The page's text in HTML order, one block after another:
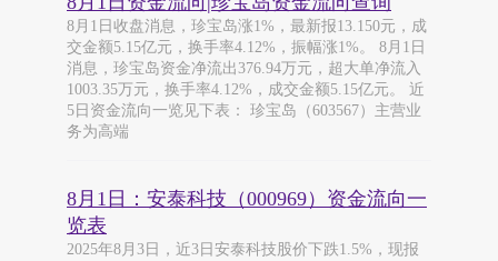
8月1日收盘消息，珍宝岛涨1%，最新报13.150元，成
交金额5.15亿元，换手率4.12%，振幅涨1%。 8月1日
消息，珍宝岛资金净流出376.94万元，超大单净流入
1003.35万元，换手率4.12%，成交金额5.15亿元。 近
5日资金流向一览见下表： 珍宝岛（603567）主营业
务为高端
8月1日：安泰科技（000969）资金流向一
览表
2025年8月3日，近3日安泰科技股价下跌1.5%，现报